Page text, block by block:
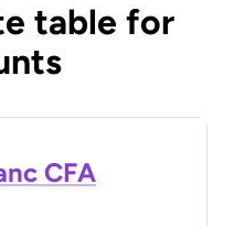
table for
CFA